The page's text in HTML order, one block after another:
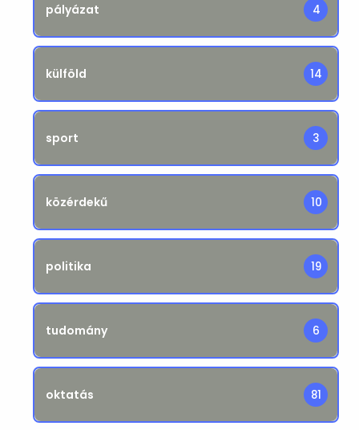
pályázat 4
külföld 14
sport 3
közérdekű 10
politika 19
tudomány 6
oktatás 81